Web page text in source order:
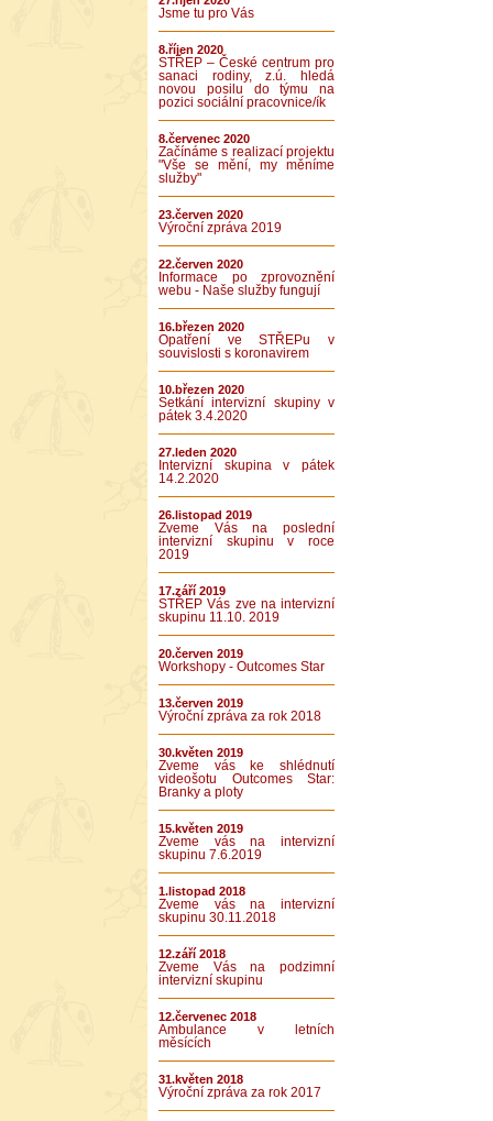
Jsme tu pro Vás
8.říjen 2020
STŘEP – České centrum pro
sanaci rodiny, z.ú. hledá
novou posilu do týmu na
pozici sociální pracovnice/ík
8.červenec 2020
Začínáme s realizací projektu
"Vše se mění, my měníme
služby"
23.červen 2020
Výroční zpráva 2019
22.červen 2020
Informace po zprovoznění
webu - Naše služby fungují
16.březen 2020
Opatření ve STŘEPu v
souvislosti s koronavirem
10.březen 2020
Setkání intervizní skupiny v
pátek 3.4.2020
27.leden 2020
Intervizní skupina v pátek
14.2.2020
26.listopad 2019
Zveme Vás na poslední
intervizní skupinu v roce
2019
17.září 2019
STŘEP Vás zve na intervizní
skupinu 11.10. 2019
20.červen 2019
Workshopy - Outcomes Star
13.červen 2019
Výroční zpráva za rok 2018
30.květen 2019
Zveme vás ke shlédnutí
videošotu Outcomes Star:
Branky a ploty
15.květen 2019
Zveme vás na intervizní
skupinu 7.6.2019
1.listopad 2018
Zveme vás na intervizní
skupinu 30.11.2018
12.září 2018
Zveme Vás na podzimní
intervizní skupinu
12.červenec 2018
Ambulance v letních
měsících
31.květen 2018
Výroční zpráva za rok 2017